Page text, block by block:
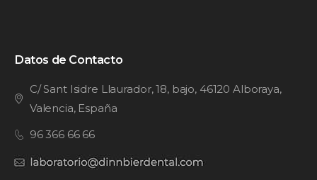
Datos de Contacto
C/ Sant Isidre Llaurador, 18, bajo, 46120 Alboraya,
Valencia, España
96 366 66 66